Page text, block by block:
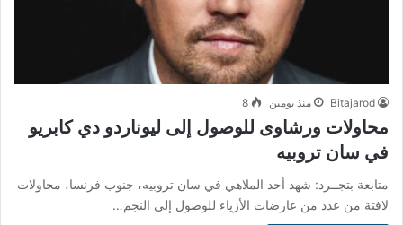
Bitajarod منذ يومين 8
محاولات ورشاوى للوصول إلى ليوناردو دي كابريو
في سان تروبيه
متابعة بتجــرد: شهد أحد الملاهي في سان تروبيه، جنوب فرنسا، محاولات
لافتة من عدد من عارضات الأزياء للوصول إلى النجم…